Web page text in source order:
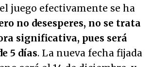
juego efectivamente se ha
no desesperes, no se trata
significativa, pues será
5 días. La nueva fecha fijada